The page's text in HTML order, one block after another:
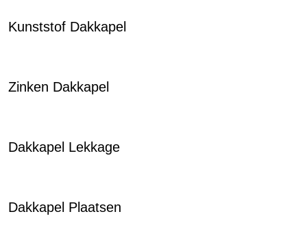
Kunststof Dakkapel
Zinken Dakkapel
Dakkapel Lekkage
Dakkapel Plaatsen